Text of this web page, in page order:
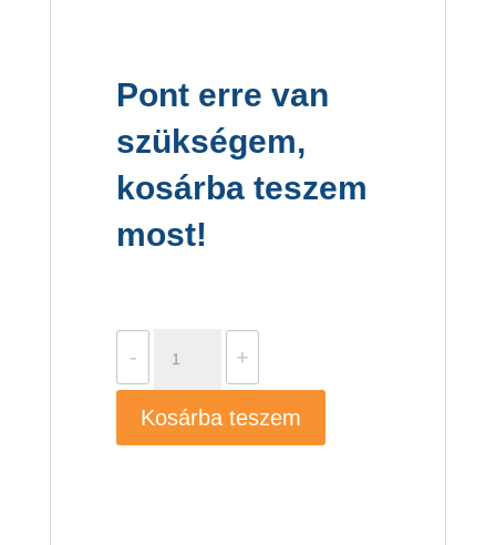
Pont erre van
szükségem,
kosárba teszem
most!
- +
Kosárba teszem